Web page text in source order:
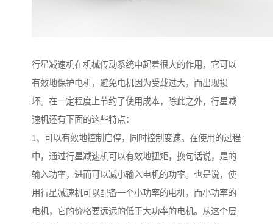
行星减速机在机械传动系统中起着很大的作用，它可以
有效地保护电机，避免电机因为受载过大，而出现损
坏。在一定程度上节约了使用成本，除此之外，行星减
速机还有下面的这些特点：
1、可以有效地控制启停，同时控制变速。在使用的过程
中，通过行星减速机可以有效地扭矩，换句话说，是的
输入功率，进而可以减小输入电机的功率。也是说，使
用行星减速机可以配备一个小功率的电机，而小功率的
电机，它的价格要远远的低于大功率的电机。从这个层